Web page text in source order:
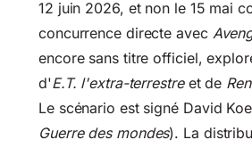
12 juin 2026, et non le 15 mai
concurrence directe avec
encore sans titre officiel,
d'E.T. l'extra-terrestreet de
Le scénario est signé David
Guerre des mondes). La